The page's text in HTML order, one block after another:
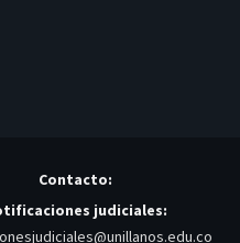
Contacto:
judiciales: